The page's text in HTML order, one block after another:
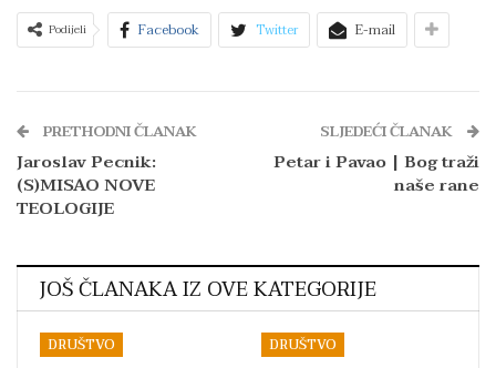
Podijeli Facebook Twitter E-mail
PRETHODNI ČLANAK
Jaroslav Pecnik:
(S)MISAO NOVE
TEOLOGIJE
SLJEDEĆI ČLANAK
Petar i Pavao | Bog traži
naše rane
JOŠ ČLANAKA IZ OVE KATEGORIJE
DRUŠTVO DRUŠTVO